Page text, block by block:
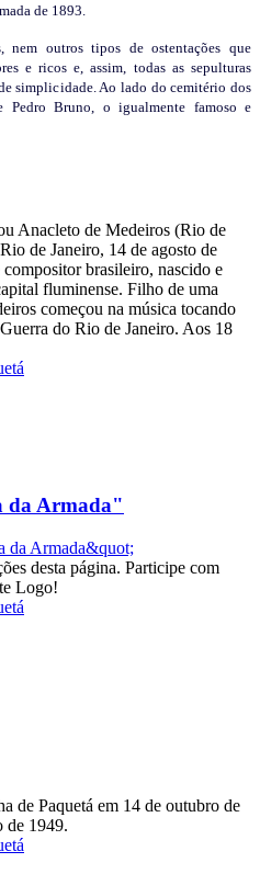
de 1893.
nem outros tipos de ostentações que
e ricos e, assim, todas as sepulturas
simplicidade. Ao lado do cemitério dos
Pedro Bruno, o igualmente famoso e
Anacleto de Medeiros (Rio de
de Janeiro, 14 de agosto de
brasileiro, nascido e
fluminense. Filho de uma
começou na música tocando
do Rio de Janeiro. Aos 18
da Armada"
desta página. Participe com
Logo!
de Paquetá em 14 de outubro de
de 1949.